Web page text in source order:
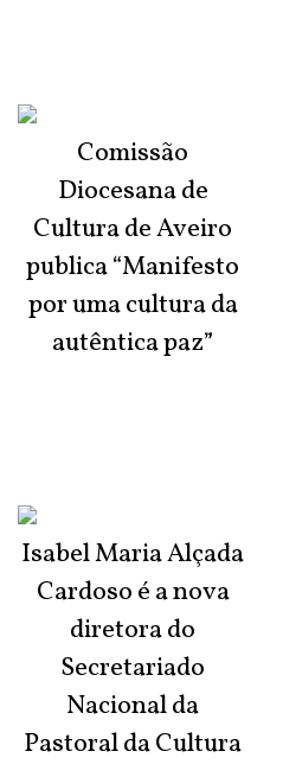
Comissão
Diocesana de
Cultura de Aveiro
publica “Manifesto
por uma cultura da
autêntica paz”
Isabel Maria Alçada
Cardoso é a nova
diretora do
Secretariado
Nacional da
Pastoral da Cultura